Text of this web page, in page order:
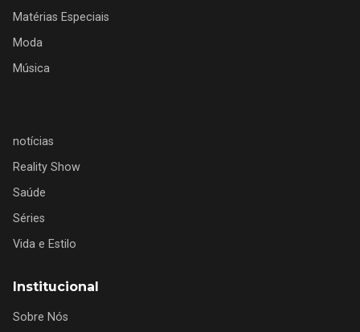
Matérias Especiais
Moda
Música
notícias
Reality Show
Saúde
Séries
Vida e Estilo
Institucional
Sobre Nós